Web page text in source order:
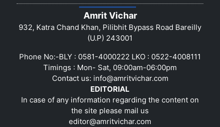
Amrit Vichar
932, Katra Chand Khan, Pilibhit Bypass Road Bareilly
(U.P) 243001
Phone No:-BLY : 0581-4000222 LKO : 0522-4008111
Timings : Mon- Sat, 09:00am-06:00pm
Contact us: info@amritvichar.com
EDITORIAL
In case of any information regarding the content on
the site please mail us
editor@amritvichar.com